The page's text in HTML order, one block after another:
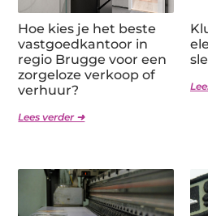
Hoe kies je het beste
vastgoedkantoor in
regio Brugge voor een
zorgeloze verkoop of
verhuur?
Lees verder ➜